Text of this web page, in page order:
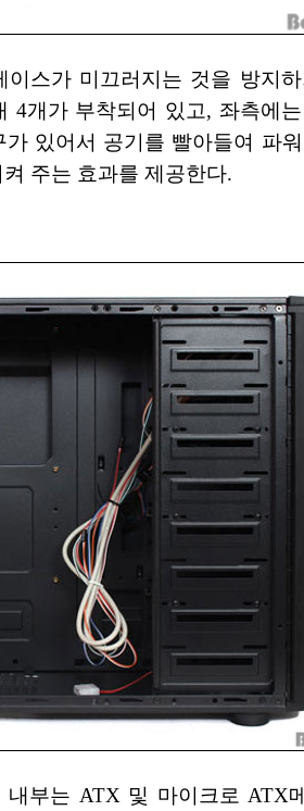
이스가 미끄러지는 것을 방지
4개가 부착되어 있고, 좌측에
가 있어서 공기를 빨아들여 파
주는 효과를 제공한다.
부는 ATX 및 마이크로 ATX